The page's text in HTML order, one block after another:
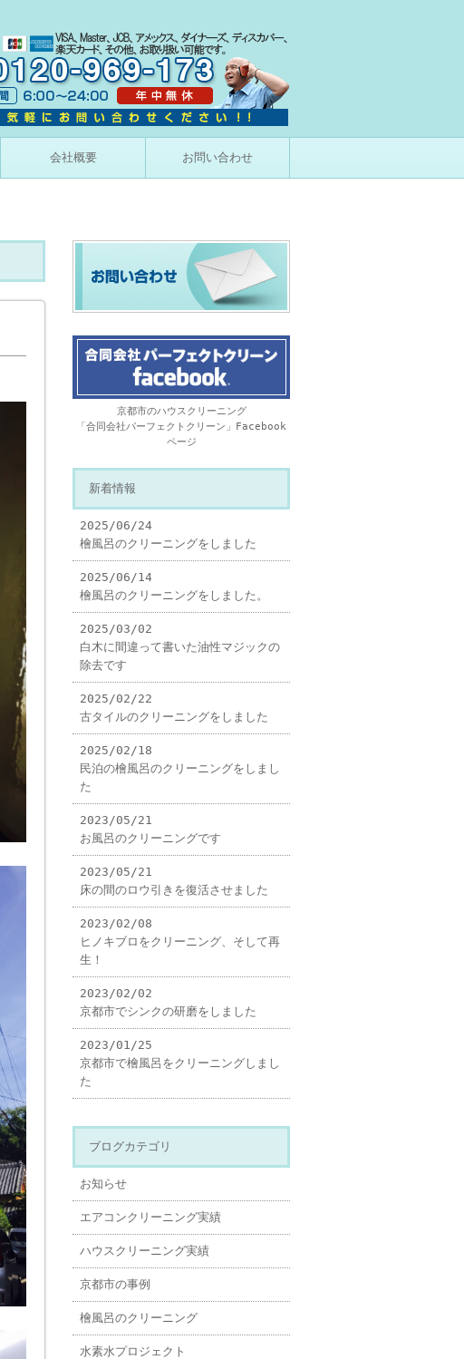
会社概要 お問い合わせ
京都市のハウスクリーニング
「合同会社パーフェクトクリーン」Facebook
ページ
新着情報
2025/06/24
檜風呂のクリーニングをしました
2025/06/14
檜風呂のクリーニングをしました。
2025/03/02
白木に間違って書いた油性マジックの
除去です
2025/02/22
古タイルのクリーニングをしました
2025/02/18
民泊の檜風呂のクリーニングをしまし
た
2023/05/21
お風呂のクリーニングです
2023/05/21
床の間のロウ引きを復活させました
2023/02/08
ヒノキブロをクリーニング、そして再
生！
2023/02/02
京都市でシンクの研磨をしました
2023/01/25
京都市で檜風呂をクリーニングしまし
た
ブログカテゴリ
お知らせ
エアコンクリーニング実績
ハウスクリーニング実績
京都市の事例
檜風呂のクリーニング
水素水プロジェクト